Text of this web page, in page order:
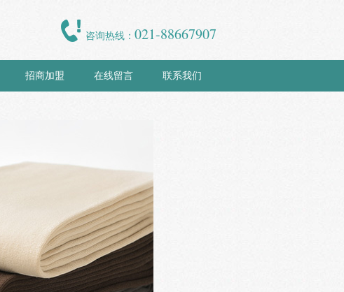
咨询热线： 021-88667907
招商加盟 在线留言 联系我们